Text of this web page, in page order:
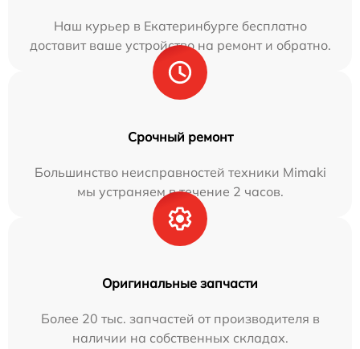
Наш курьер в Екатеринбурге бесплатно
доставит ваше устройство на ремонт и обратно.
Срочный ремонт
Большинство неисправностей техники Mimaki
мы устраняем в течение 2 часов.
Оригинальные запчасти
Более 20 тыс. запчастей от производителя в
наличии на собственных складах.